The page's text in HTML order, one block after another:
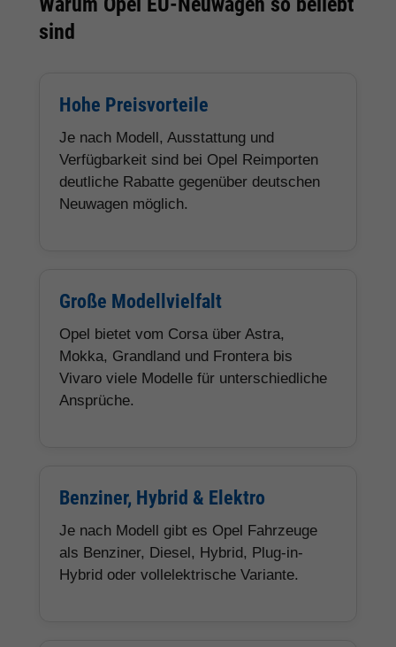
sind
Hohe Preisvorteile
Je nach Modell, Ausstattung und
Verfügbarkeit sind bei Opel Reimporten
deutliche Rabatte gegenüber deutschen
Neuwagen möglich.
Große Modellvielfalt
Opel bietet vom Corsa über Astra,
Mokka, Grandland und Frontera bis
Vivaro viele Modelle für unterschiedliche
Ansprüche.
Benziner, Hybrid & Elektro
Je nach Modell gibt es Opel Fahrzeuge
als Benziner, Diesel, Hybrid, Plug-in-
Hybrid oder vollelektrische Variante.